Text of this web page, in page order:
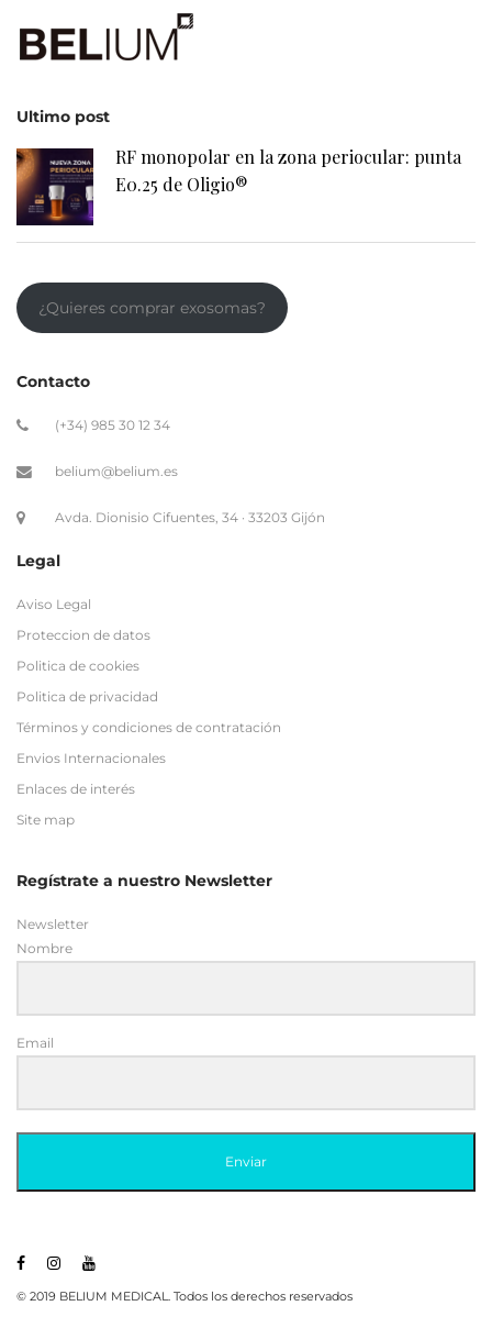
Ultimo post
RF monopolar en la zona periocular: punta
E0.25 de Oligio®
¿Quieres comprar exosomas?
Contacto
(+34) 985 30 12 34
belium@belium.es
Avda. Dionisio Cifuentes, 34 · 33203 Gijón
Legal
Aviso Legal
Proteccion de datos
Politica de cookies
Politica de privacidad
Términos y condiciones de contratación
Envios Internacionales
Enlaces de interés
Site map
Regístrate a nuestro Newsletter
Newsletter
Nombre
Email
Enviar
© 2019 BELIUM MEDICAL. Todos los derechos reservados